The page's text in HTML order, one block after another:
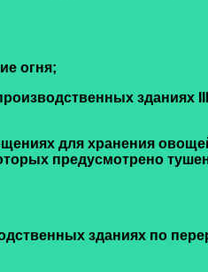
огня;
зданиях
для хранения
предусмотрено
зданиях по